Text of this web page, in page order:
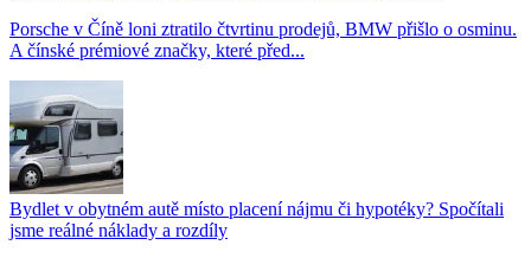
Porsche v Číně loni ztratilo čtvrtinu prodejů, BMW přišlo o osminu.
A čínské prémiové značky, které před...
Bydlet v obytném autě místo placení nájmu či hypotéky? Spočítali
jsme reálné náklady a rozdíly